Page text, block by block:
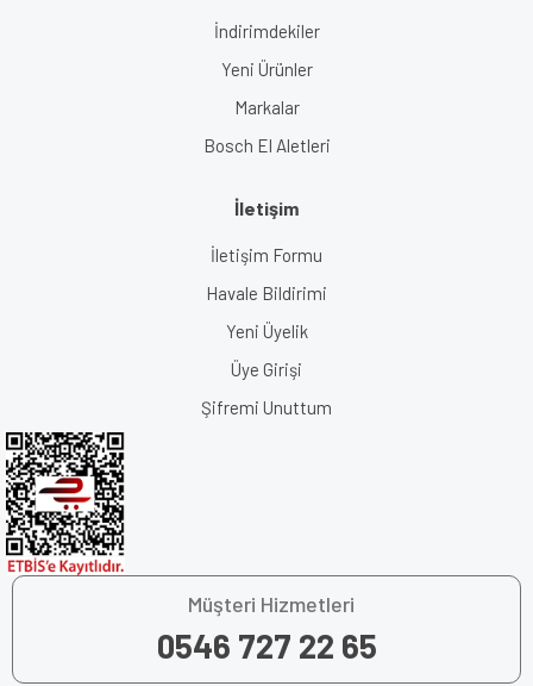
İndirimdekiler
Yeni Ürünler
Markalar
Bosch El Aletleri
İletişim
İletişim Formu
Havale Bildirimi
Yeni Üyelik
Üye Girişi
Şifremi Unuttum
Müşteri Hizmetleri
0546 727 22 65